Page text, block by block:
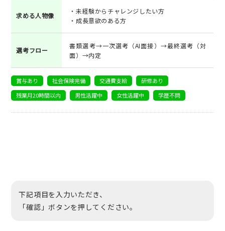
求める人物像
・未経験からチャレンジしたい方
・成長意欲のある方
選考フロー
書類選考→一次選考（AI面接）→最終選考（対
面）→内定
賞与あり 社会保険完備 交通費支給
研修あり
残業月20時間以内
男性活躍中 女性活躍中 学歴不問
下記項目を入力いただき、
「確認」ボタンを押してください。